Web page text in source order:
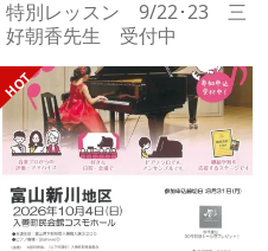
特別レッスン 9/22･23 三
好朝香先生 受付中